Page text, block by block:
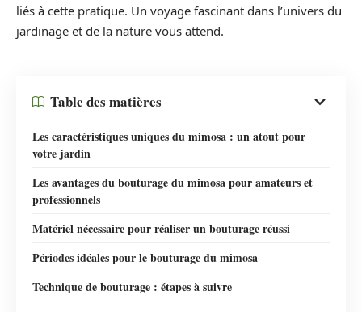
liés à cette pratique. Un voyage fascinant dans l’univers du
jardinage et de la nature vous attend.
Table des matières
Les caractéristiques uniques du mimosa : un atout pour
votre jardin
Les avantages du bouturage du mimosa pour amateurs et
professionnels
Matériel nécessaire pour réaliser un bouturage réussi
Périodes idéales pour le bouturage du mimosa
Technique de bouturage : étapes à suivre